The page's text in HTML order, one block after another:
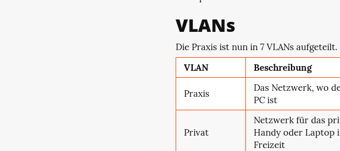
VLANs
Die Praxis ist nun in 7 VLANs aufgeteilt.
VLAN
Beschreibung
Praxis
Das Netzwerk, wo
PC ist
Privat
Netzwerk für das
Handy oder Laptop
Freizeit